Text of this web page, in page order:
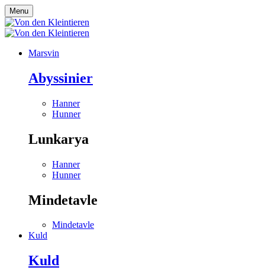
Menu
Marsvin
Abyssinier
Hanner
Hunner
Lunkarya
Hanner
Hunner
Mindetavle
Mindetavle
Kuld
Kuld